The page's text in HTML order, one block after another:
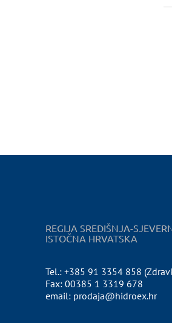
REGIJA SREDIŠNJA-
ISTOČNA HRVATSKA
Tel.: +385 91 3354 858
Fax: 00385 1 3319 678
email: prodaja@hidroex.hr